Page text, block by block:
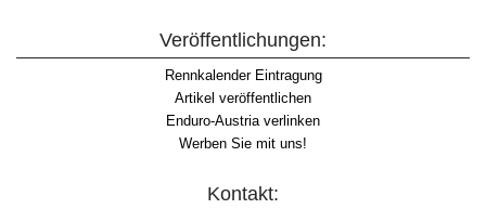
Veröffentlichungen:
Rennkalender Eintragung
Artikel veröffentlichen
Enduro-Austria verlinken
Werben Sie mit uns!
Kontakt: